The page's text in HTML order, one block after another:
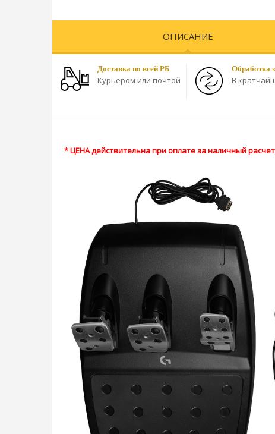
ОПИСАНИЕ
Доставка по всей РБ
Курьером или почтой
Обработка
В
* ЦЕНА действительна при оплате за наличный